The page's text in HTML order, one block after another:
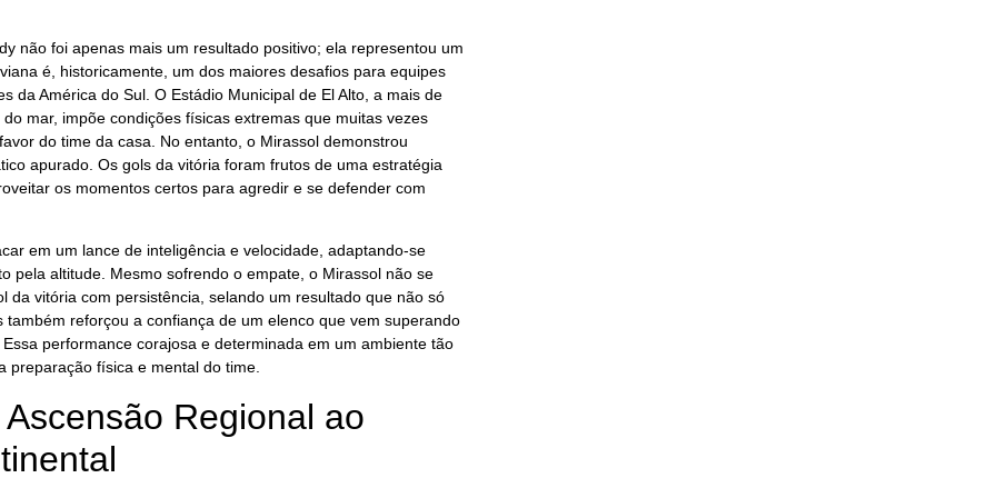
não foi apenas mais um resultado positivo; ela representou um
é, historicamente, um dos maiores desafios para equipes
da América do Sul. O Estádio Municipal de El Alto, a mais de
mar, impõe condições físicas extremas que muitas vezes
do time da casa. No entanto, o Mirassol demonstrou
apurado. Os gols da vitória foram frutos de uma estratégia
os momentos certos para agredir e se defender com
em um lance de inteligência e velocidade, adaptando-se
pela altitude. Mesmo sofrendo o empate, o Mirassol não se
da vitória com persistência, selando um resultado que não só
também reforçou a confiança de um elenco que vem superando
performance corajosa e determinada em um ambiente tão
preparação física e mental do time.
Regional ao